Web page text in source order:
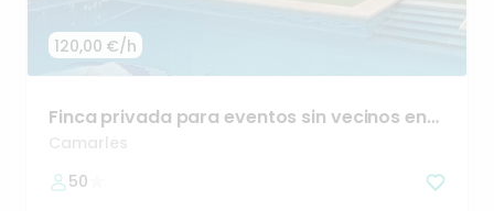
120,00 €/h
Finca privada para eventos sin vecinos en
Tarragona
Camarles
50